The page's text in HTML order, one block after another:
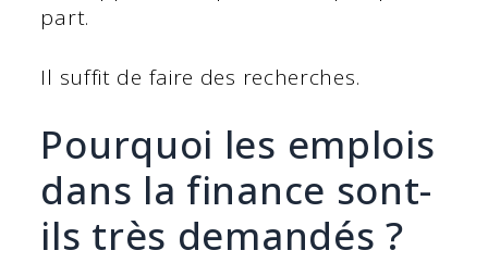
part.
Il suffit de faire des recherches.
Pourquoi les emplois
dans la finance sont-
ils très demandés ?